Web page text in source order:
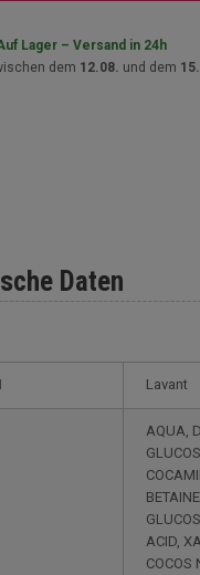
Lager – Versand in 24h
dem 12.08. und dem
Daten
Lavant
AQUA,
ACID,
COCOS